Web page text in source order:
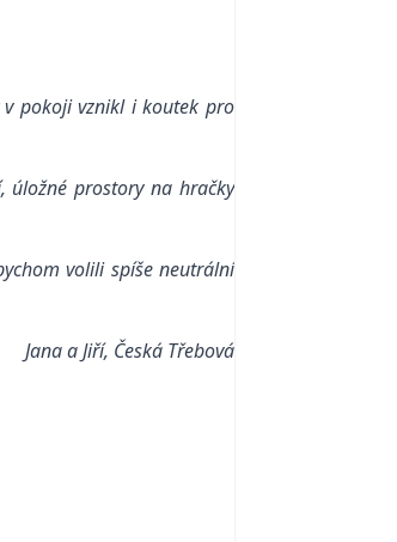
pokoji vznikl i koutek pro
úložné prostory na hračky
volili spíše neutrální
Jana a Jiří, Česká Třebová